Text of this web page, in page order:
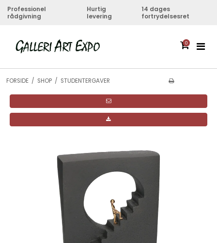
Professionel
rådgivning
Hurtig
levering
14 dages
fortrydelsesret
0
FORSIDE / SHOP / STUDENTERGAVER